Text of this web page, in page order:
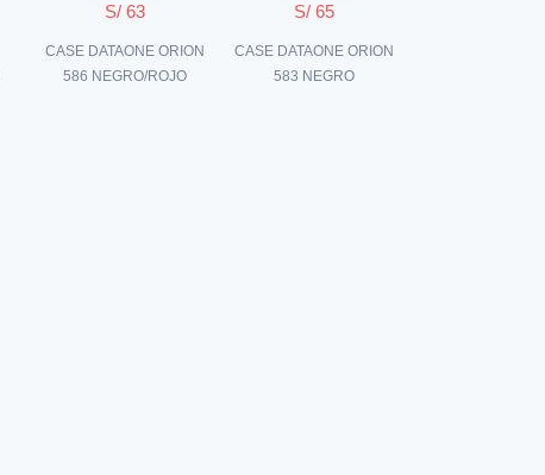
S/ 63
CASE DATAONE ORION
586 NEGRO/ROJO
S/ 65
CASE DATAONE ORION
583 NEGRO